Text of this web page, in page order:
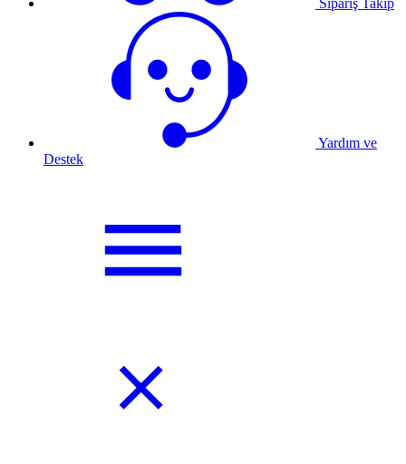
Sipariş Takip
Yardım ve
Destek